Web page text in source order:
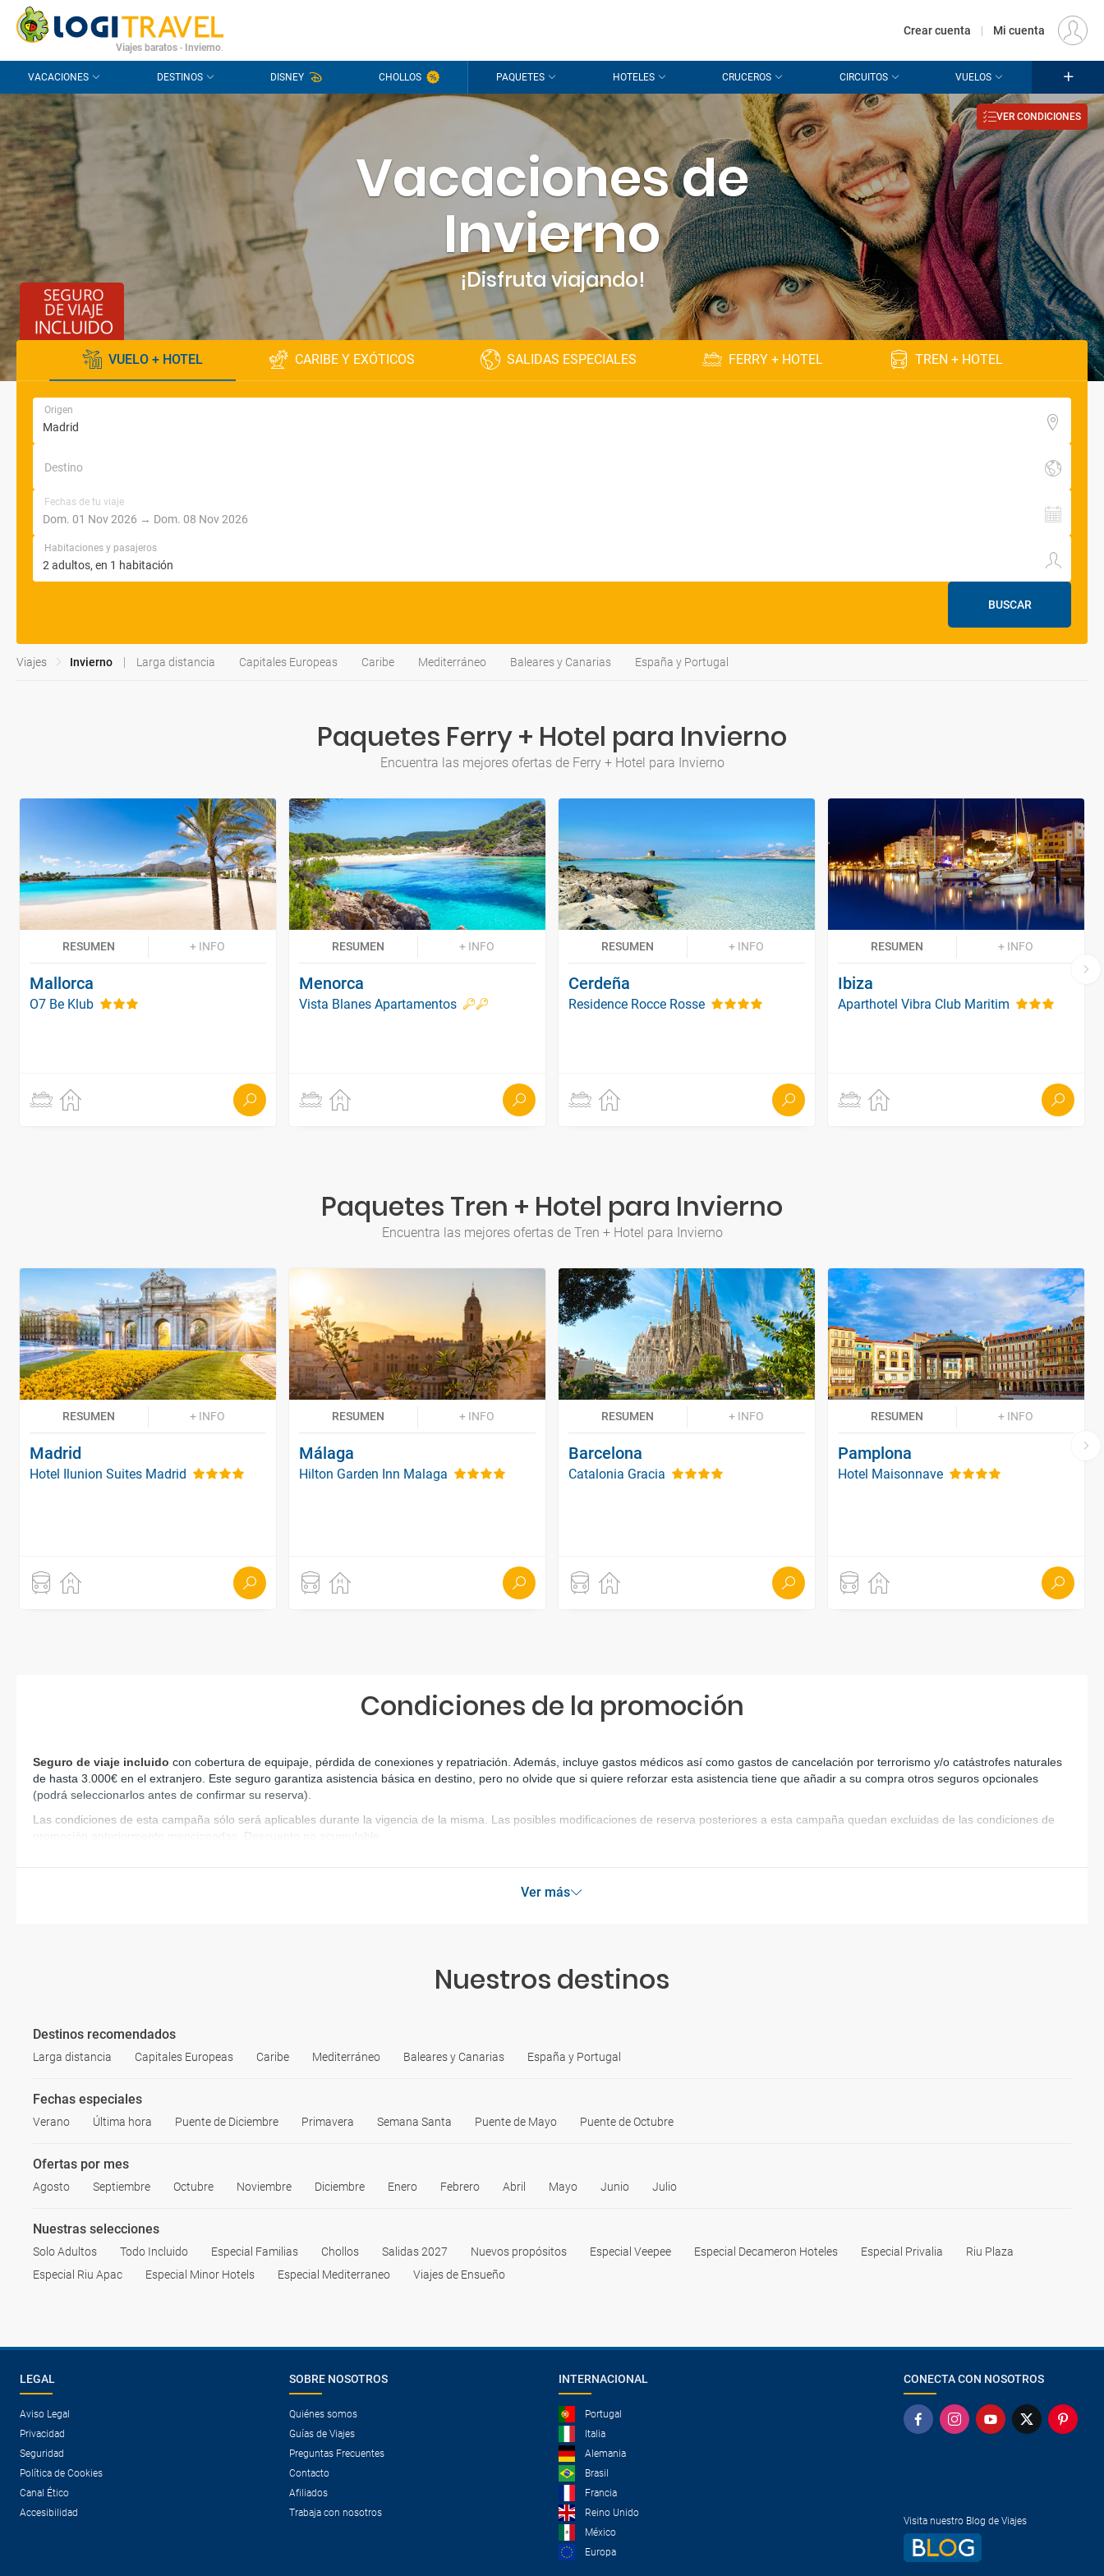
CONTACTO PREGUNTAS FRECUENTES EUR
Viajes baratos- Invierno.
Crear cuenta | Mi cuenta
VACACIONES DESTINOS DISNEY CHOLLOS PAQUETES HOTELES CRUCEROS CIRCUITOS VUELOS
Vacaciones de
Invierno
¡Disfruta viajando!
VER CONDICIONES
VUELO + HOTEL CARIBE Y EXÓTICOS SALIDAS ESPECIALES FERRY + HOTEL TREN + HOTEL
Origen
Destino
Fechas de tu viaje
Habitaciones y pasajeros
BUSCAR
Viajes Invierno Larga distancia Capitales Europeas Caribe Mediterráneo Baleares y Canarias España y Portugal
Paquetes Ferry + Hotel para Invierno
Encuentra las mejores ofertas de Ferry + Hotel para Invierno
RESUMEN + INFO
Mallorca
O7 Be Klub
RESUMEN + INFO
Menorca
Vista Blanes Apartamentos
RESUMEN + INFO
Cerdeña
Residence Rocce Rosse
RESUMEN + INFO
Ibiza
Aparthotel Vibra Club Maritim
Paquetes Tren + Hotel para Invierno
Encuentra las mejores ofertas de Tren + Hotel para Invierno
RESUMEN + INFO
Madrid
Hotel Ilunion Suites Madrid
RESUMEN + INFO
Málaga
Hilton Garden Inn Malaga
RESUMEN + INFO
Barcelona
Catalonia Gracia
RESUMEN + INFO
Pamplona
Hotel Maisonnave
Condiciones de la promoción
Seguro de viaje incluido con cobertura de equipaje, pérdida de conexiones y repatriación. Además, incluye gastos médicos así como gastos de cancelación por terrorismo y/o catástrofes naturales
de hasta 3.000€ en el extranjero. Este seguro garantiza asistencia básica en destino, pero no olvide que si quiere reforzar esta asistencia tiene que añadir a su compra otros seguros opcionales
(podrá seleccionarlos antes de confirmar su reserva)
Las condiciones de esta campaña sólo será aplicables durante la vigencia de la misma. Las posibles modificaciones de reserva posteriores a esta campaña quedan excluidas de las condiciones de
promoción anteriormente mencionadas. Descuento no acumulable.
Ver más
Nuestros destinos
Destinos recomendados
Larga distancia Capitales Europeas Caribe Mediterráneo Baleares y Canarias España y Portugal
Fechas especiales
Verano Última hora Puente de Diciembre Primavera Semana Santa Puente de Mayo Puente de Octubre
Ofertas por mes
Agosto Septiembre Octubre Noviembre Diciembre Enero Febrero Abril Mayo Junio Julio
Nuestras selecciones
Solo Adultos Todo Incluido Especial Familias Chollos Salidas 2027 Nuevos propósitos Especial Veepee Especial Decameron Hoteles Especial Privalia
Riu Plaza
Especial Riu Apac
Especial Minor Hotels Especial Mediterraneo Viajes de Ensueño
LEGAL
Aviso Legal
Privacidad
Seguridad
Política de Cookies
Canal Ético
Accesibilidad
SOBRE NOSOTROS
Quiénes somos
Guías de Viajes
Preguntas Frecuentes
Contacto
Afiliados
Trabaja con nosotros
INTERNACIONAL
Portugal
Italia
Alemania
Brasil
Francia
Reino Unido
México
Europa
CONECTA CON NOSOTROS
Visita nuestro Blog de Viajes